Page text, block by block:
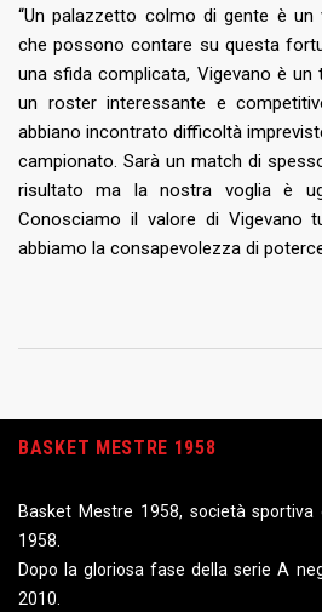
“Un palazzetto colmo di gente è un
che possono contare su questa
una sfida complicata, Vigevano è
un roster interessante e
abbiano incontrato difficoltà
campionato. Sarà un match di
risultato ma la nostra voglia è
Conosciamo il valore di Vigevano
abbiamo la consapevolezza di
BASKET MESTRE 1958
Basket Mestre 1958, società
1958.
Dopo la gloriosa fase della serie A
2010.